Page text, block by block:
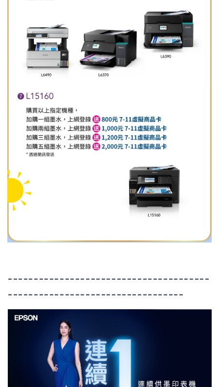
---------------------------------------
----------------------------------